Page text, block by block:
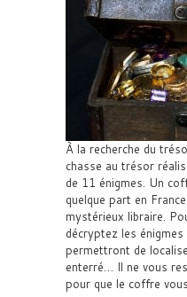
À la recherche du
chasse au trésor
de 11 énigmes. Un
quelque part en
mystérieux libraire.
décryptez les
permettront de
enterré… Il ne vous
pour que le coffre